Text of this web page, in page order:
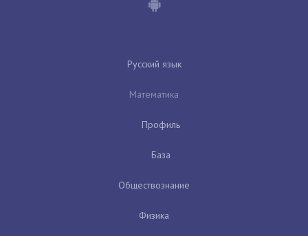
Русский язык
Математика
Профиль
База
Обществознание
Физика